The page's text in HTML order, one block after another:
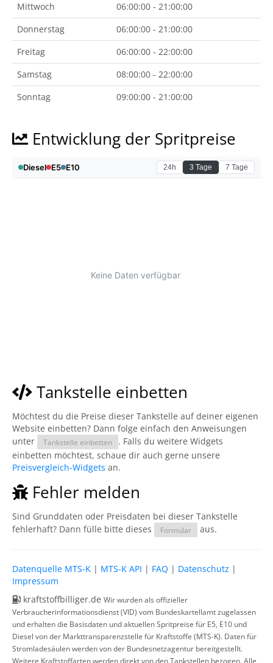
Mittwoch
06:00:00 - 21:00:00
Donnerstag
06:00:00 - 21:00:00
Freitag
06:00:00 - 22:00:00
Samstag
08:00:00 - 22:00:00
Sonntag
09:00:00 - 21:00:00
Entwicklung der Spritpreise
Tankstelle einbetten
Möchtest du die Preise dieser Tankstelle auf deiner eigenen
Website einbetten? Dann folge einfach den Anweisungen
unter
Tankstelle einbetten
. Falls du weitere Widgets
einbetten möchtest, schaue dir auch gerne unsere
Preisvergleich-Widgets an.
Fehler melden
Sind Grunddaten oder Preisdaten bei dieser Tankstelle
fehlerhaft? Dann fülle bitte dieses
Formular aus.
Datenquelle MTS-K | MTS-K API | FAQ | Datenschutz |
Impressum
kraftstoffbilliger.de Wir wurden als offizieller
Verbraucherinformationsdienst (VID) vom Bundeskartellamt zugelassen
und erhalten die Basisdaten und aktuellen Spritpreise für E5, E10 und
Diesel von der Markttransparenzstelle für Kraftstoffe (MTS-K). Daten für
Stromladesäulen werden von der Bundesnetzagentur bereitgestellt.
Weitere Kraftstoffarten werden direkt von den Tankstellen bezogen. Alle